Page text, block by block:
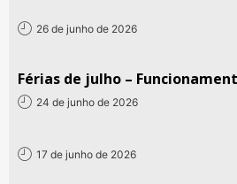
26 de junho de 2026
Férias de julho –
24 de junho de 2026
17 de junho de 2026